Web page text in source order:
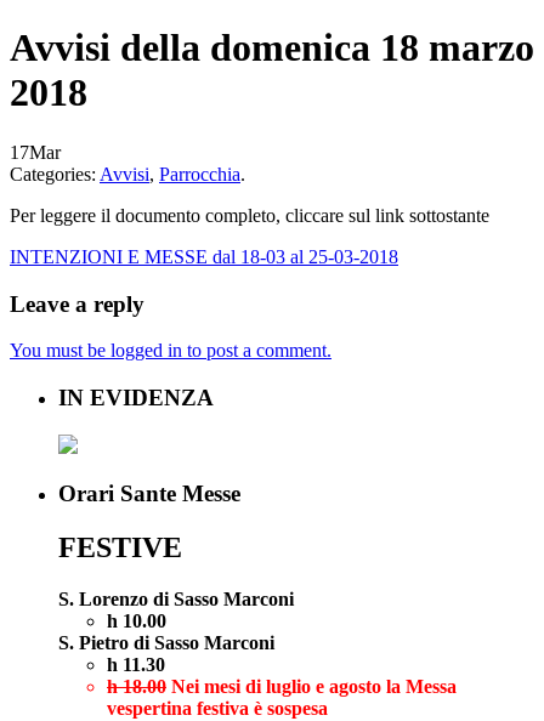
Avvisi della domenica 18 marzo
2018
17Mar
Categories: Avvisi, Parrocchia.
Per leggere il documento completo, cliccare sul link sottostante
INTENZIONI E MESSE dal 18-03 al 25-03-2018
Leave a reply
You must be logged in to post a comment.
IN EVIDENZA
Orari Sante Messe
FESTIVE
S. Lorenzo di Sasso Marconi
h 10.00
S. Pietro di Sasso Marconi
h 11.30
h 18.00 Nei mesi di luglio e agosto la Messa
vespertina festiva è sospesa